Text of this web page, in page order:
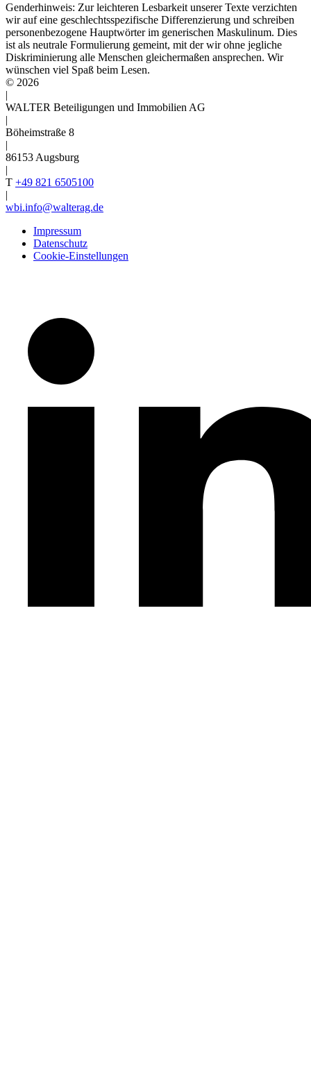
Genderhinweis: Zur leichteren Lesbarkeit unserer Texte verzichten
wir auf eine geschlechtsspezifische Differenzierung und schreiben
personenbezogene Hauptwörter im generischen Maskulinum. Dies
ist als neutrale Formulierung gemeint, mit der wir ohne jegliche
Diskriminierung alle Menschen gleichermaßen ansprechen. Wir
wünschen viel Spaß beim Lesen.
© 2026
|
WALTER Beteiligungen und Immobilien AG
|
Böheimstraße 8
|
86153 Augsburg
|
T +49 821 6505100
|
wbi.info@walterag.de
Impressum
Datenschutz
Cookie-Einstellungen